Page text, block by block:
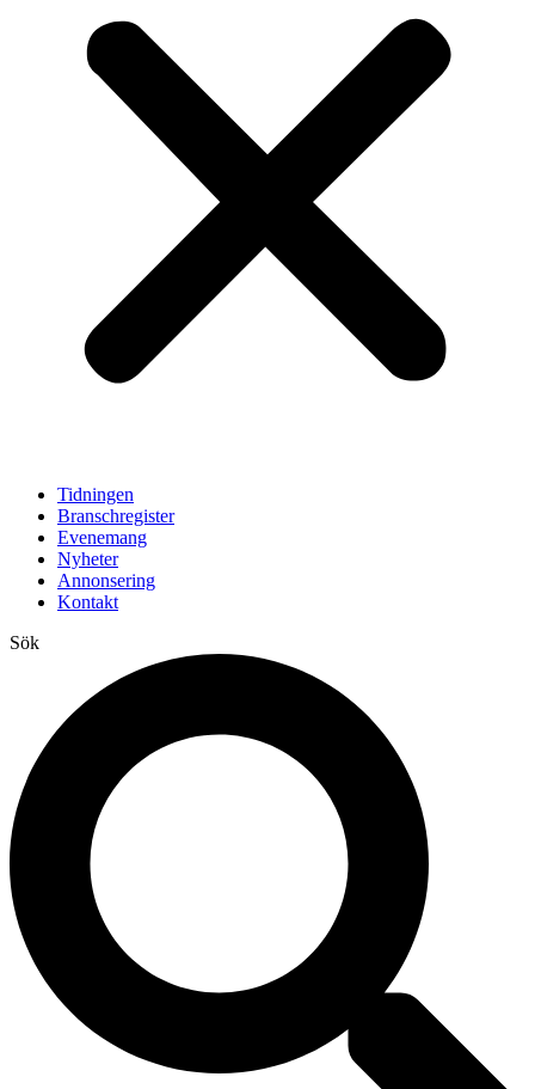
Tidningen
Branschregister
Evenemang
Nyheter
Annonsering
Kontakt
Sök